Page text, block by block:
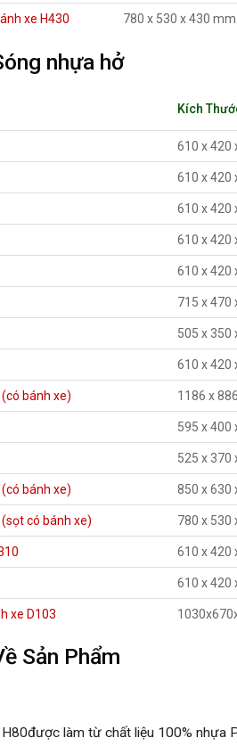
xe H430 780 x 530 x 430 mm
nhựa hở
Kích
610 x 420
610 x 420
610 x 420
610 x 420
610 x 420
715 x 470
505 x 350
610 x 420
bánh xe) 1186 x
595 x 400
525 x 370
bánh xe) 850 x 630
có bánh xe) 780 x 530
610 x 420
610 x 420
xe D103
Sản Phẩm
làm từ chất liệu 100% nhựa